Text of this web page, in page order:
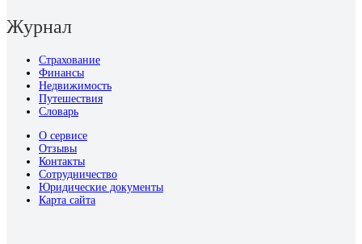
Журнал
Страхование
Финансы
Недвижимость
Путешествия
Словарь
О сервисе
Отзывы
Контакты
Сотрудничество
Юридические документы
Карта сайта